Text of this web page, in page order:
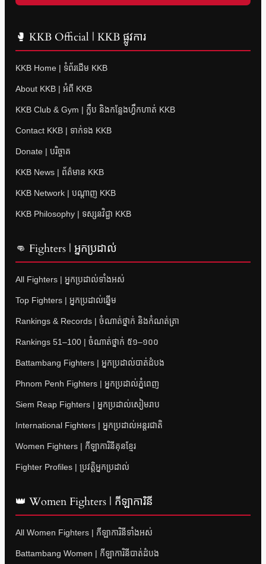
🥊 KKB Official | KKB ផ្លូវការ
KKB Home | ទំព័រដើម KKB
About KKB | អំពី KKB
KKB Club & Gym | ក្លឹប និងកន្លែងហ្វឹកហាត់ KKB
Contact KKB | ទាក់ទង KKB
Donate | បរិច្ចាគ
KKB News | ព័ត៌មាន KKB
KKB Network | បណ្តាញ KKB
KKB Philosophy | ទស្សនវិជ្ជា KKB
👊 Fighters | អ្នកប្រដាល់
All Fighters | អ្នកប្រដាល់ទាំងអស់
Top Fighters | អ្នកប្រដាល់ឆ្នើម
Rankings & Records | ចំណាត់ថ្នាក់ និងកំណត់ត្រា
Rankings 51–100 | ចំណាត់ថ្នាក់ ៥១–១០០
Battambang Fighters | អ្នកប្រដាល់បាត់ដំបង
Phnom Penh Fighters | អ្នកប្រដាល់ភ្នំពេញ
Siem Reap Fighters | អ្នកប្រដាល់សៀមរាប
International Fighters | អ្នកប្រដាល់អន្តរជាតិ
Women Fighters | កីឡាការិនីគុនខ្មែរ
Fighter Profiles | ប្រវត្តិអ្នកប្រដាល់
👑 Women Fighters | កីឡាការិនី
All Women Fighters | កីឡាការិនីទាំងអស់
Battambang Women | កីឡាការិនីបាត់ដំបង